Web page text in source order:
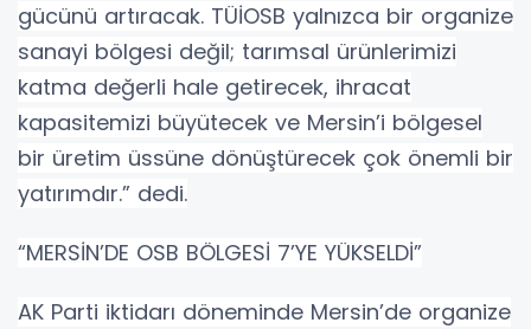
gücünü artıracak. TÜİOSB yalnızca bir organize
sanayi bölgesi değil; tarımsal ürünlerimizi
katma değerli hale getirecek, ihracat
kapasitemizi büyütecek ve Mersin’i bölgesel
bir üretim üssüne dönüştürecek çok önemli bir
yatırımdır.” dedi.
“MERSİN’DE OSB BÖLGESİ 7’YE YÜKSELDİ”
AK Parti iktidarı döneminde Mersin’de organize